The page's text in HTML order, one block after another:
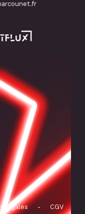
légales - CGV